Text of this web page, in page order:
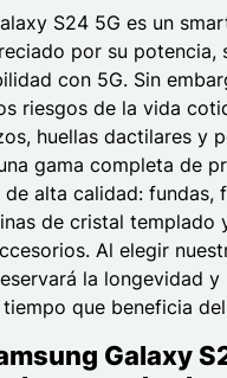
S24 5G es un
por su potencia,
con 5G. Sin
riesgos de la vida
huellas dactilares y
gama completa de
alta calidad: fundas,
de cristal templado
Al elegir
la longevidad
que beneficia
Galaxy